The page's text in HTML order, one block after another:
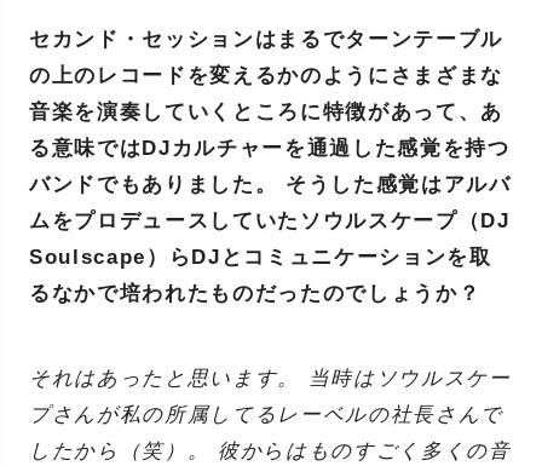
セカンド・セッションはまるでターンテーブル
の上のレコードを変えるかのようにさまざまな
音楽を演奏していくところに特徴があって、あ
る意味ではDJカルチャーを通過した感覚を持つ
バンドでもありました。 そうした感覚はアルバ
ムをプロデュースしていたソウルスケープ（DJ
Soulscape）らDJとコミュニケーションを取
るなかで培われたものだったのでしょうか？
それはあったと思います。 当時はソウルスケー
プさんが私の所属してるレーベルの社長さんで
したから（笑）。 彼からはものすごく多くの音